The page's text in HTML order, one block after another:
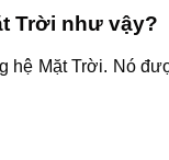
Trời như vậy?
Mặt Trời. Nó